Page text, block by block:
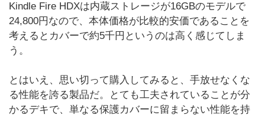
Kindle Fire HDXは内蔵ストレージが16GBのモデルで
24,800円なので、本体価格が比較的安価であることを
考えるとカバーで約5千円というのは高く感じてしま
う。
とはいえ、思い切って購入してみると、手放せなくな
る性能を誇る製品だ。とても工夫されていることが分
かるデキで、単なる保護カバーに留まらない性能を持